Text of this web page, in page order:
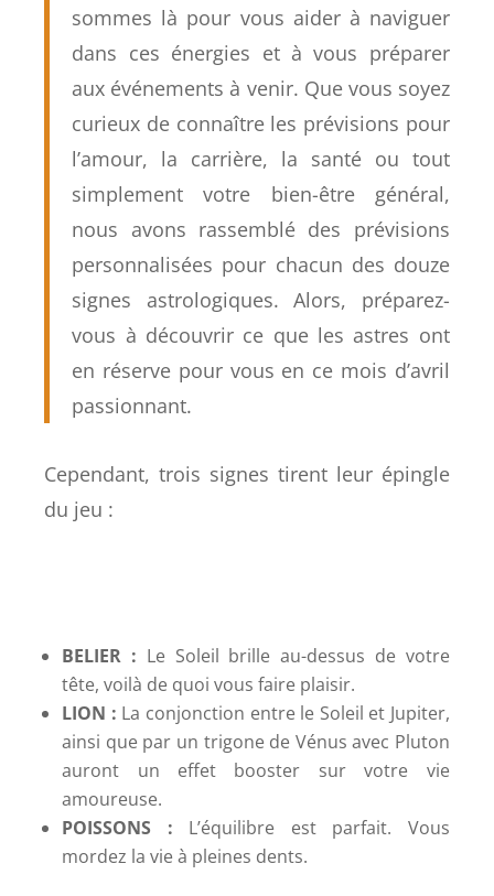
sommes là pour vous aider à naviguer
dans ces énergies et à vous préparer
aux événements à venir. Que vous soyez
curieux de connaître les prévisions pour
l’amour, la carrière, la santé ou tout
simplement votre bien-être général,
nous avons rassemblé des prévisions
personnalisées pour chacun des douze
signes astrologiques. Alors, préparez-
vous à découvrir ce que les astres ont
en réserve pour vous en ce mois d’avril
passionnant.
Cependant, trois signes tirent leur épingle
du jeu :
BELIER : Le Soleil brille au-dessus de votre
tête, voilà de quoi vous faire plaisir.
LION : La conjonction entre le Soleil et Jupiter,
ainsi que par un trigone de Vénus avec Pluton
auront un effet booster sur votre vie
amoureuse.
POISSONS : L’équilibre est parfait. Vous
mordez la vie à pleines dents.